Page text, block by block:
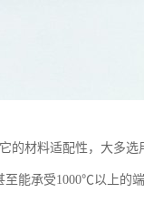
的材料适配性，大多
能承受1000℃以上的